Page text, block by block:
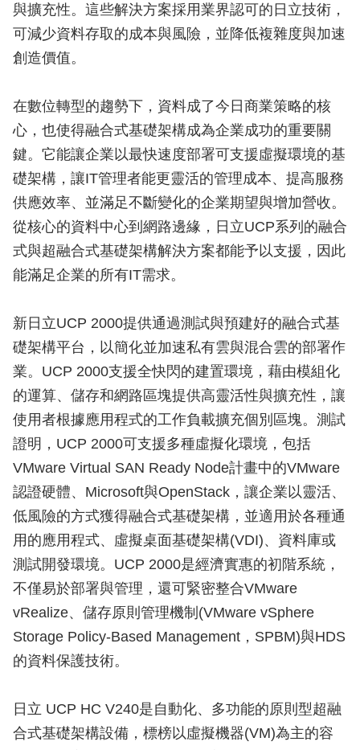
與擴充性。這些解決方案採用業界認可的日立技術，
可減少資料存取的成本與風險，並降低複雜度與加速
創造價值。
在數位轉型的趨勢下，資料成了今日商業策略的核
心，也使得融合式基礎架構成為企業成功的重要關
鍵。它能讓企業以最快速度部署可支援虛擬環境的基
礎架構，讓IT管理者能更靈活的管理成本、提高服務
供應效率、並滿足不斷變化的企業期望與增加營收。
從核心的資料中心到網路邊緣，日立UCP系列的融合
式與超融合式基礎架構解決方案都能予以支援，因此
能滿足企業的所有IT需求。
新日立UCP 2000提供通過測試與預建好的融合式基
礎架構平台，以簡化並加速私有雲與混合雲的部署作
業。UCP 2000支援全快閃的建置環境，藉由模組化
的運算、儲存和網路區塊提供高靈活性與擴充性，讓
使用者根據應用程式的工作負載擴充個別區塊。測試
證明，UCP 2000可支援多種虛擬化環境，包括
VMware Virtual SAN Ready Node計畫中的VMware
認證硬體、Microsoft與OpenStack，讓企業以靈活、
低風險的方式獲得融合式基礎架構，並適用於各種通
用的應用程式、虛擬桌面基礎架構(VDI)、資料庫或
測試開發環境。UCP 2000是經濟實惠的初階系統，
不僅易於部署與管理，還可緊密整合VMware
vRealize、儲存原則管理機制(VMware vSphere
Storage Policy-Based Management，SPBM)與HDS
的資料保護技術。
日立 UCP HC V240是自動化、多功能的原則型超融
合式基礎架構設備，標榜以虛擬機器(VM)為主的容